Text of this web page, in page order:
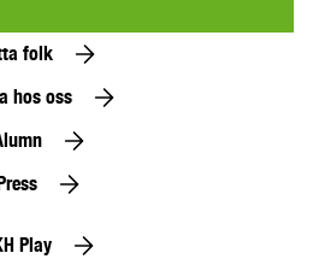
folk
hos oss
Press
Play